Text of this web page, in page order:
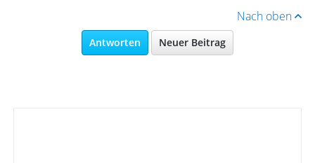
Nach oben
Antworten Neuer Beitrag